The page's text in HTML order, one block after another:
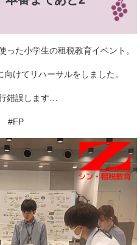
た小学生の租税教育イベント。
けてリハーサルをしました。
錯誤します…
#FP